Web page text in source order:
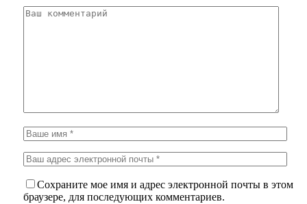
Сохраните мое имя и адрес электронной почты в этом
браузере, для последующих комментариев.